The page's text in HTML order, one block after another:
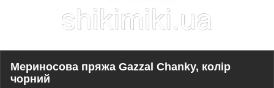
Мериносова пряжа Gazzal Chanky, колір
чорний